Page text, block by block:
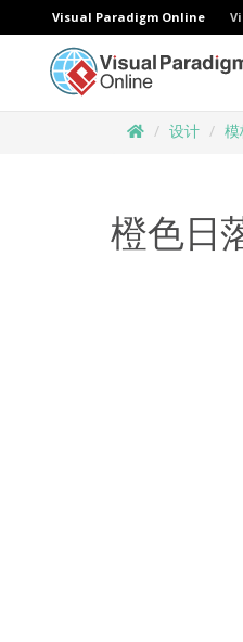
Visual Paradigm Online
设计 模
橙色日